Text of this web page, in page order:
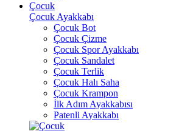
Çocuk
Çocuk Ayakkabı
Çocuk Bot
Çocuk Çizme
Çocuk Spor Ayakkabı
Çocuk Sandalet
Çocuk Terlik
Çocuk Halı Saha
Çocuk Krampon
İlk Adım Ayakkabısı
Patenli Ayakkabı